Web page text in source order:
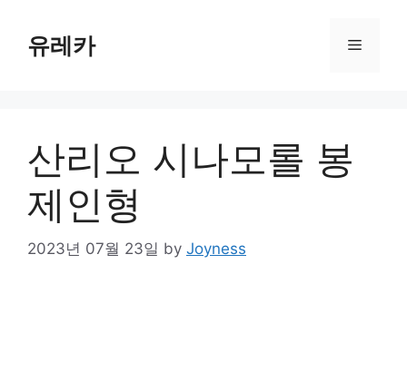
content유레카 Menu
산리오 시나모롤 봉
제인형
2023년 07월 23일 by Joyness